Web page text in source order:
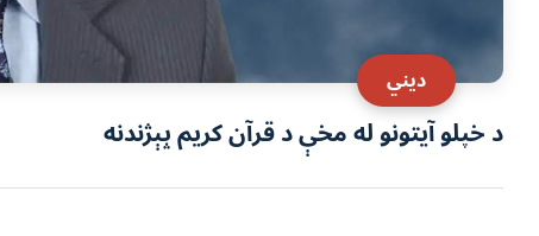
ديني
د خپلو آیتونو له مخې د قرآن کریم پېژندنه